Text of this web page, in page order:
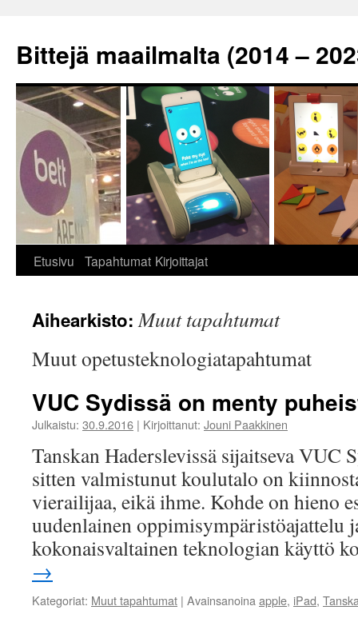
Bittejä maailmalta (2014 –
Etusivu Tapahtumat Kirjoittajat
Aihearkisto:Muut tapahtumat
Muut opetusteknologiatapahtumat
VUC Sydissä on menty
Julkaistu: 30.9.2016 | Kirjoittanut: Jouni Paakkinen
Tanskan Haderslevissä sijaitseva VUC
sitten valmistunut koulutalo on
vierailijaa, eikä ihme. Kohde on hieno
uudenlainen oppimisympäristöajattelu
kokonaisvaltainen teknologian käyttö
→
Kategoriat: Muut tapahtumat | Avainsanoina apple, iPad,